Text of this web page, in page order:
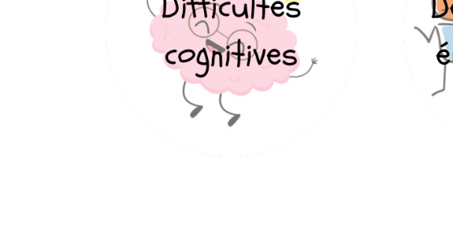
Méthodes d’apprentissage
Concentration
Mémorisation
Organisation